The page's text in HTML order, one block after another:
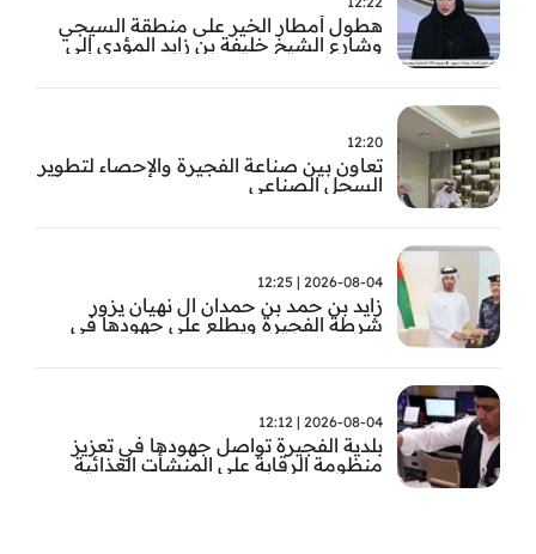
هطول أمطار الخير على منطقة السيجي
وشارع الشيخ خليفة بن زايد المؤدي إلى
12:20
تعاون بين صناعة الفجيرة والإحصاء لتطوير
السجل الصناعي
2026-08-04 | 12:25
زايد بن حمد بن حمدان ال نهيان يزور
شرطة الفجيرة ويطلع على جهودها في
2026-08-04 | 12:12
بلدية الفجيرة تواصل جهودها في تعزيز
منظومة الرقابة على المنشأت الغذائية